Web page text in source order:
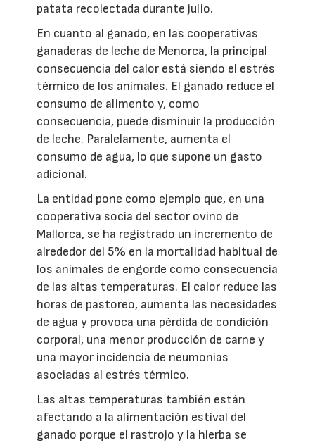
patata recolectada durante julio.
En cuanto al ganado, en las cooperativas
ganaderas de leche de Menorca, la principal
consecuencia del calor está siendo el estrés
térmico de los animales. El ganado reduce el
consumo de alimento y, como
consecuencia, puede disminuir la producción
de leche. Paralelamente, aumenta el
consumo de agua, lo que supone un gasto
adicional.
La entidad pone como ejemplo que, en una
cooperativa socia del sector ovino de
Mallorca, se ha registrado un incremento de
alrededor del 5% en la mortalidad habitual de
los animales de engorde como consecuencia
de las altas temperaturas. El calor reduce las
horas de pastoreo, aumenta las necesidades
de agua y provoca una pérdida de condición
corporal, una menor producción de carne y
una mayor incidencia de neumonías
asociadas al estrés térmico.
Las altas temperaturas también están
afectando a la alimentación estival del
ganado porque el rastrojo y la hierba se